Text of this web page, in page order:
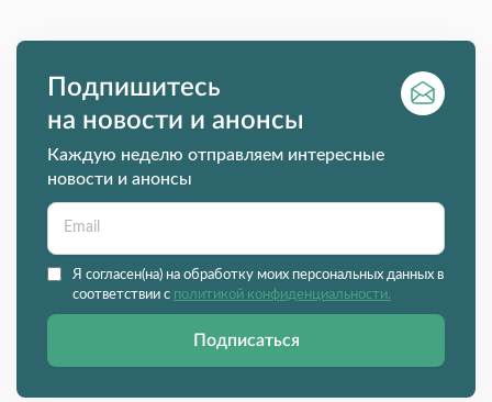
Подпишитесь
на новости и анонсы
Каждую неделю отправляем интересные
новости и анонсы
Я согласен(на) на обработку моих персональных данных в
соответствии с политикой конфиденциальности.
Подписаться